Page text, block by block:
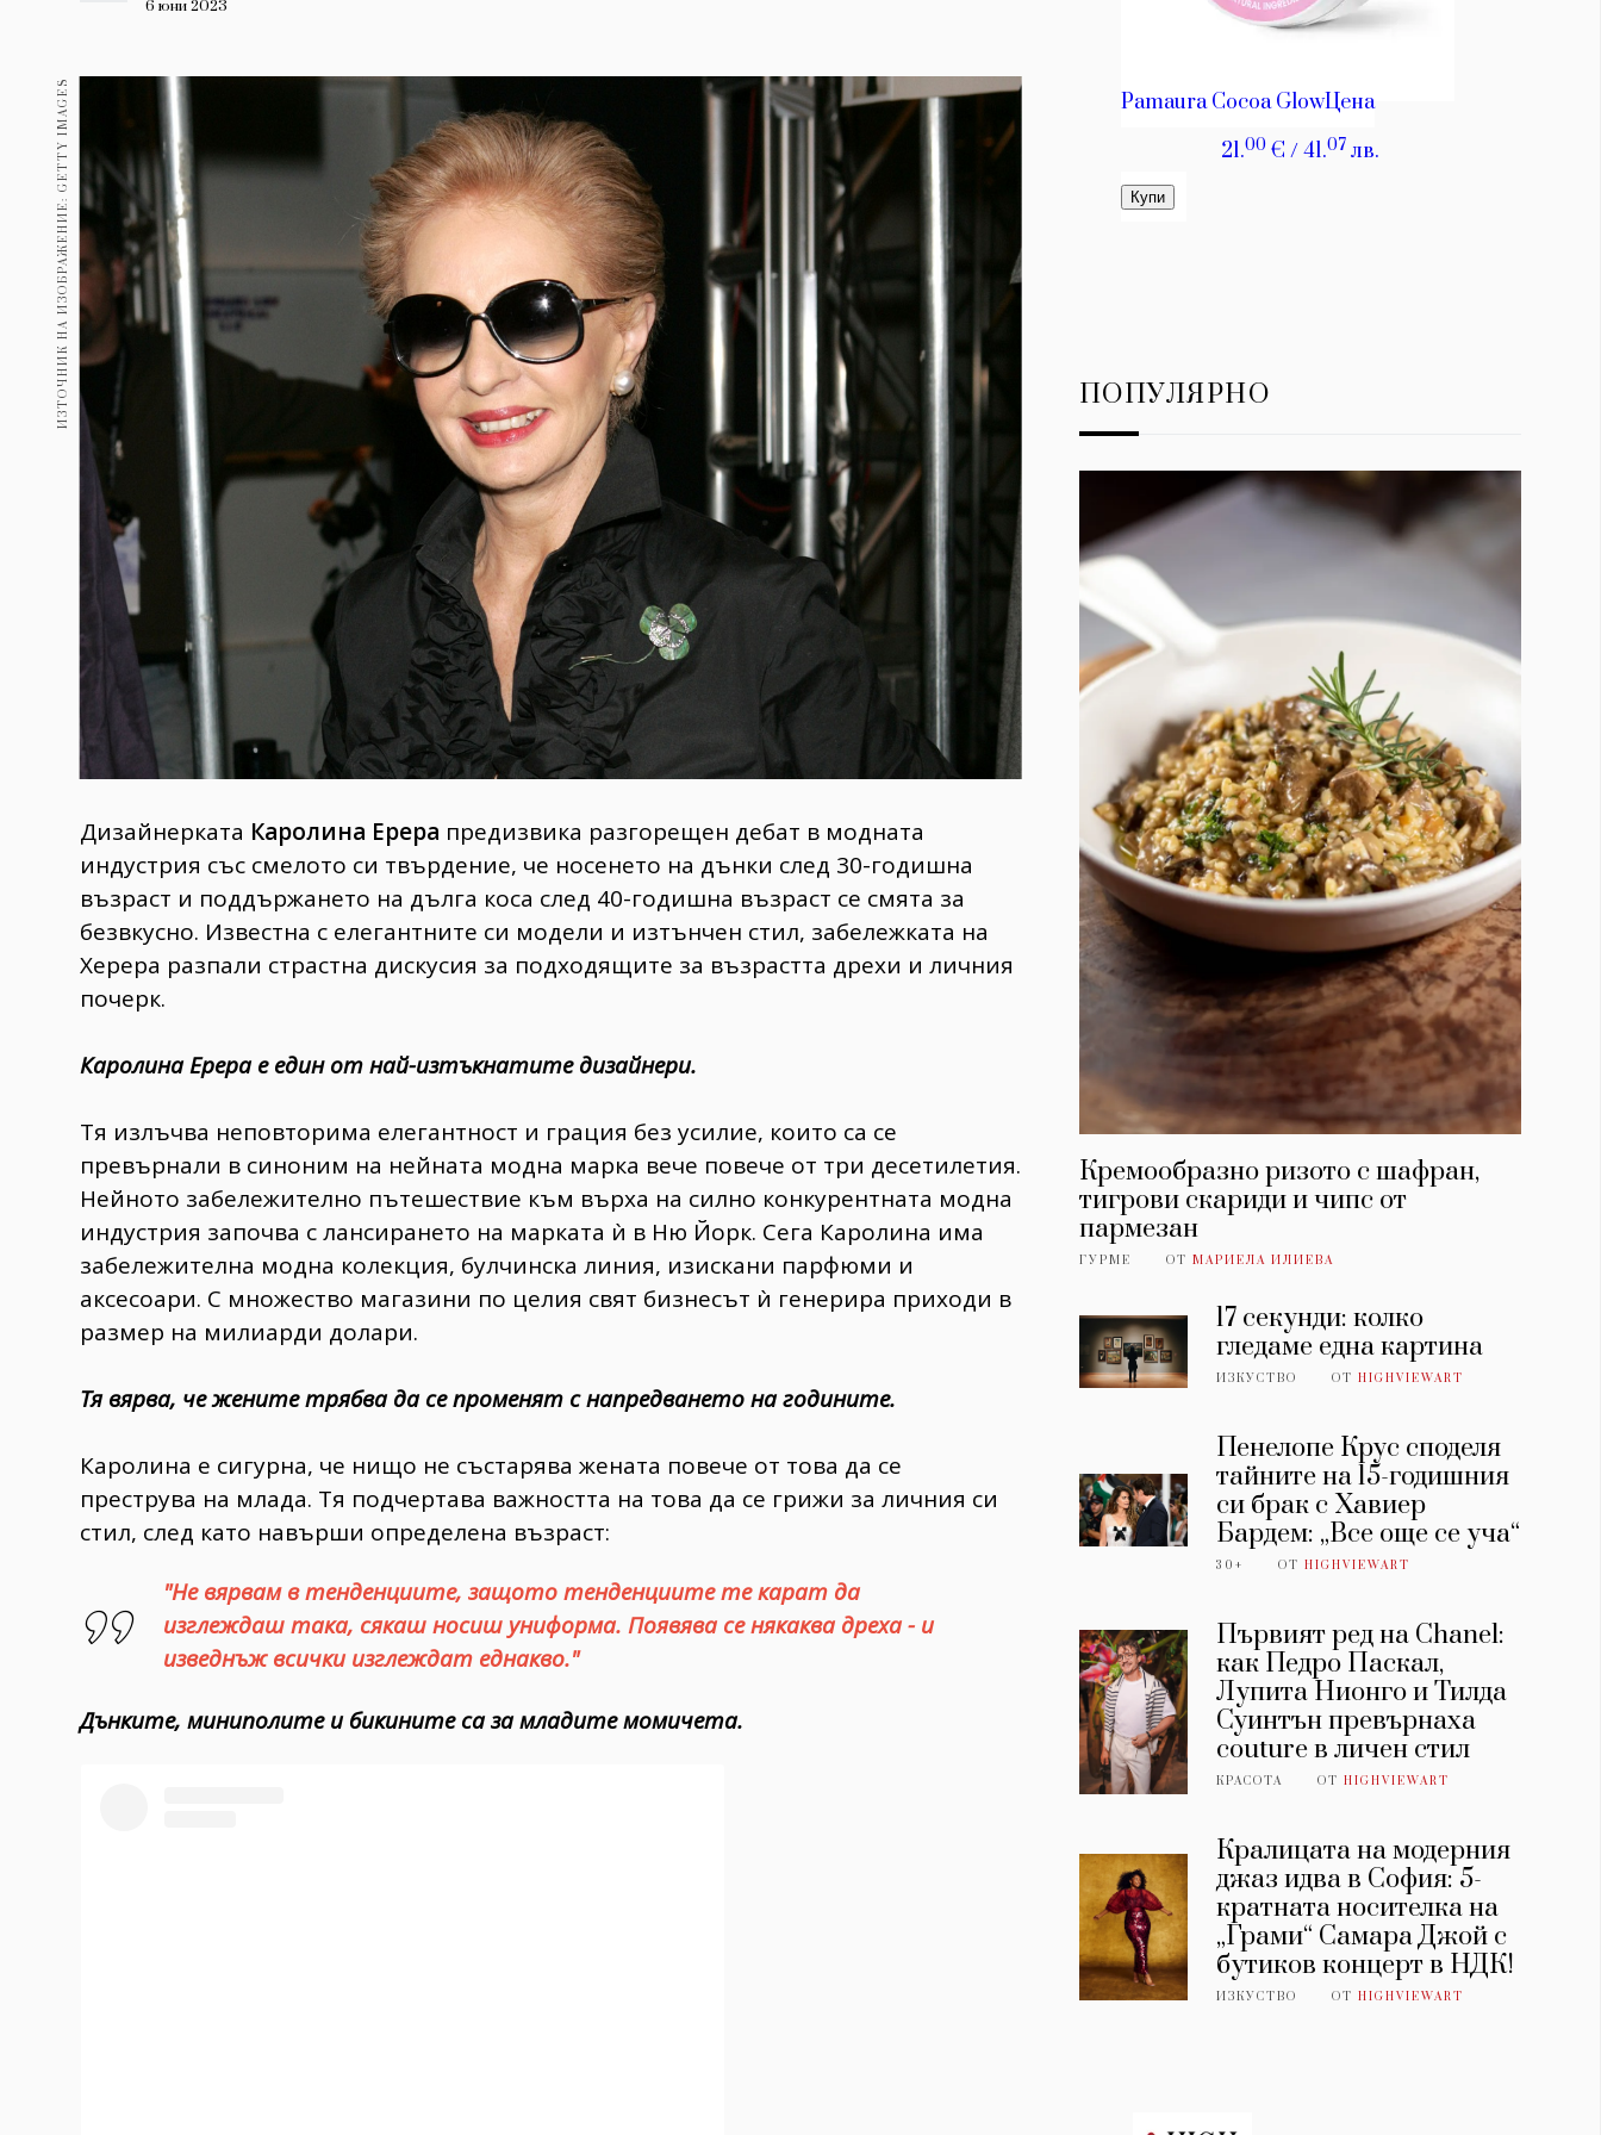
Здраве
Gentlemen
382
Wellness
ПОСЛЕДВАЙТЕ
НИ
6 юни 2023
ИЗТОЧНИК НА ИЗОБРАЖЕНИЕ: GETTY IMAGES
Дизайнерката Каролина Ерера предизвика разгорещен дебат в модната
индустрия със смелото си твърдение, че носенето на дънки след 30-годишна
възраст и поддържането на дълга коса след 40-годишна възраст се смята за
безвкусно. Известна с елегантните си модели и изтънчен стил, забележката на
Херера разпали страстна дискусия за подходящите за възрастта дрехи и личния
почерк.
Каролина Ерера е един от най-изтъкнатите дизайнери.
Тя излъчва неповторима елегантност и грация без усилие, които са се
превърнали в синоним на нейната модна марка вече повече от три десетилетия.
Нейното забележително пътешествие към върха на силно конкурентната модна
индустрия започва с лансирането на марката ѝ в Ню Йорк. Сега Каролина има
забележителна модна колекция, булчинска линия, изискани парфюми и
аксесоари. С множество магазини по целия свят бизнесът ѝ генерира приходи в
размер на милиарди долари.
Тя вярва, че жените трябва да се променят с напредването на годините.
Каролина е сигурна, че нищо не състарява жената повече от това да се
преструва на млада. Тя подчертава важността на това да се грижи за личния си
стил, след като навърши определена възраст:
"Не вярвам в тенденциите, защото тенденциите те карат да
изглеждаш така, сякаш носиш униформа. Появява се някаква дреха - и
изведнъж всички изглеждат еднакво."
Дънките, миниполите и бикините са за младите момичета.
ПОПУЛЯРНО
Кремообразно ризото с шафран,
тигрови скариди и чипс от
пармезан
ГУРМЕ ОТ МАРИЕЛА ИЛИЕВА
17 секунди: колко
гледаме една картина
ИЗКУСТВО ОТHIGHVIEWART
Пенелопе Крус споделя
тайните на 15-годишния
си брак с Хавиер
Бардем: „Все още се уча“
30+ ОТHIGHVIEWART
Първият ред на Chanel:
как Педро Паскал,
Лупита Нионго и Тилда
Суинтън превърнаха
couture в личен стил
КРАСОТА ОТHIGHVIEWART
Кралицата на модерния
джаз идва в София: 5-
кратната носителка на
„Грами“ Самара Джой с
бутиков концерт в НДК!
ИЗКУСТВО ОТHIGHVIEWART